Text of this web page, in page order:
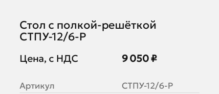
Стол с полкой-решёткой
СТПУ-12/6-Р
Цена, с НДС 9 050 ₽
Артикул
СТПУ-12/6-Р